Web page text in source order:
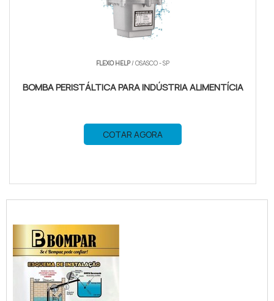
FLEXO HELP/ OSASCO - SP
BOMBA PERISTÁLTICA PARA INDÚSTRIA ALIMENTÍCIA
COTAR AGORA